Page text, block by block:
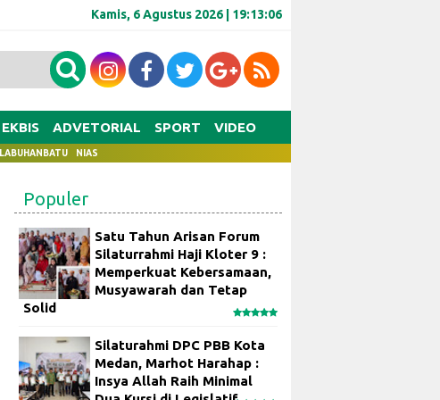
Kamis, 6 Agustus 2026 | 19:13:07
EKBIS ADVETORIAL SPORT VIDEO
LABUHANBATU NIAS
Populer
Satu Tahun Arisan Forum
Silaturrahmi Haji Kloter 9 :
Memperkuat Kebersamaan,
Musyawarah dan Tetap
Solid
Silaturahmi DPC PBB Kota
Medan, Marhot Harahap :
Insya Allah Raih Minimal